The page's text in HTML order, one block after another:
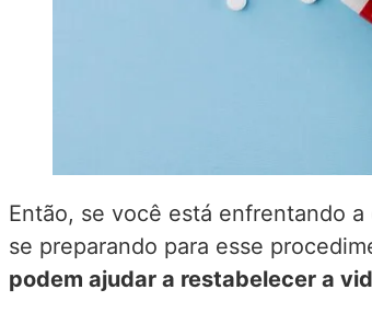
Então, se você está enfrentando
se preparando para esse
podem ajudar a restabelecer a